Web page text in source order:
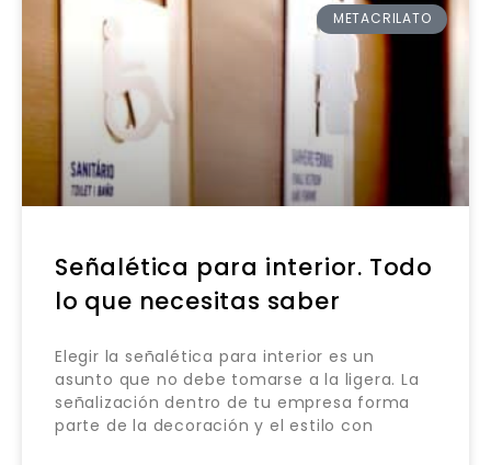
METACRILATO
Señalética para interior. Todo
lo que necesitas saber
Elegir la señalética para interior es un
asunto que no debe tomarse a la ligera. La
señalización dentro de tu empresa forma
parte de la decoración y el estilo con